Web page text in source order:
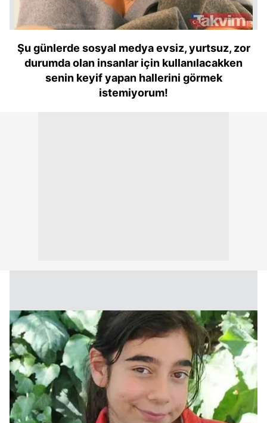
Şu günlerde sosyal medya evsiz, yurtsuz, zor
durumda olan insanlar için kullanılacakken
senin keyif yapan hallerini görmek
istemiyorum!